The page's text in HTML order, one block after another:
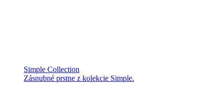
Simple Collection
Zásnubné prstne z kolekcie Simple.